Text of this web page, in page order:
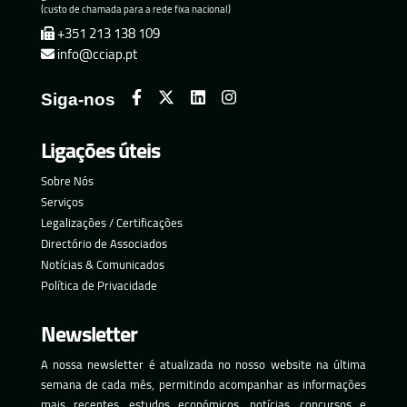
(custo de chamada para a rede fixa nacional)
+351 213 138 109
info@cciap.pt
Siga-nos
Ligações úteis
Sobre Nós
Serviços
Legalizações / Certificações
Directório de Associados
Notícias & Comunicados
Política de Privacidade
Newsletter
A nossa newsletter é atualizada no nosso website na última
semana de cada mês, permitindo acompanhar as informações